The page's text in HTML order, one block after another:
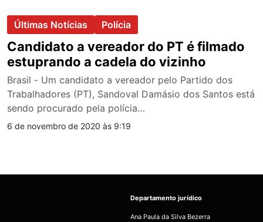
Últimas Notícias Polícia
Candidato a vereador do PT é filmado
estuprando a cadela do vizinho
Brasil - Um candidato a vereador pelo Partido dos
Trabalhadores (PT), Sandoval Damásio dos Santos está
sendo procurado pela polícia…
6 de novembro de 2020 às 9:19
Departamento jurídico
Ana Paula da Silva Bezerra